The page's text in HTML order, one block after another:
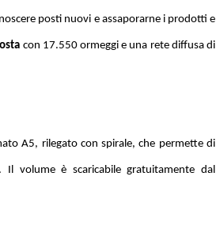
posti nuovi e assaporarne i prodotti e
con 17.550 ormeggi e una rete diffusa di
A5, rilegato con spirale, che permette di
volume è scaricabile gratuitamente dal